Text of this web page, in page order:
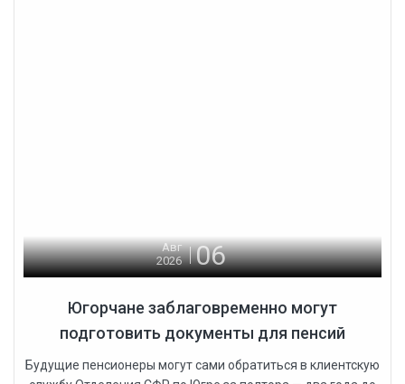
Авг
2026
06
Югорчане заблаговременно могут
подготовить документы для пенсий
Будущие пенсионеры могут сами обратиться в клиентскую